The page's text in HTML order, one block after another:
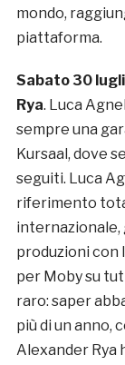
mondo,
piattaforma.
Sabato 30
Rya. Luca
sempre una
Kursaal, dove
seguiti. Luca
riferimento
internazionale,
produzioni con
per Moby su
raro: saper
più di un anno,
Alexander Rya